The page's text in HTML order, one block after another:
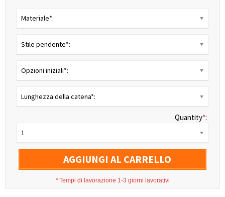
Materiale*:
Stile pendente*:
Opzioni iniziali*:
Lunghezza della catena*:
Quantity*:
1
AGGIUNGI AL CARRELLO
*Tempi di lavorazione 1-3 giorni lavorativi